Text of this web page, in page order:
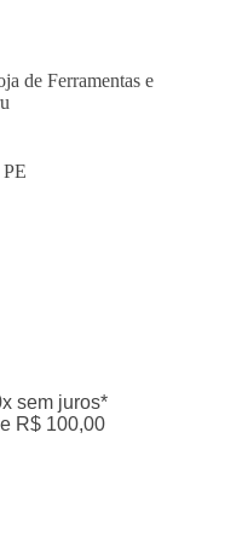
de Ferramentas e
sem juros*
R$ 100,00